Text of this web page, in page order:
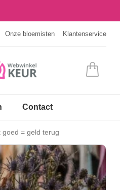
Onze bloemisten Klantenservice
Contact
goed = geld terug